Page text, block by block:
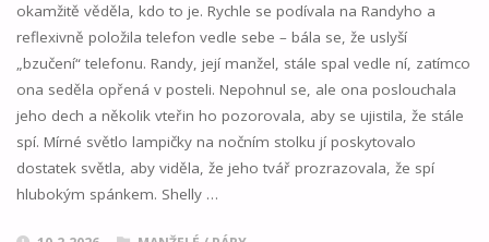
okamžitě věděla, kdo to je. Rychle se podívala na Randyho a
reflexivně položila telefon vedle sebe – bála se, že uslyší
„bzučení“ telefonu. Randy, její manžel, stále spal vedle ní, zatímco
ona seděla opřená v posteli. Nepohnul se, ale ona poslouchala
jeho dech a několik vteřin ho pozorovala, aby se ujistila, že stále
spí. Mírné světlo lampičky na nočním stolku jí poskytovalo
dostatek světla, aby viděla, že jeho tvář prozrazovala, že spí
hlubokým spánkem. Shelly …